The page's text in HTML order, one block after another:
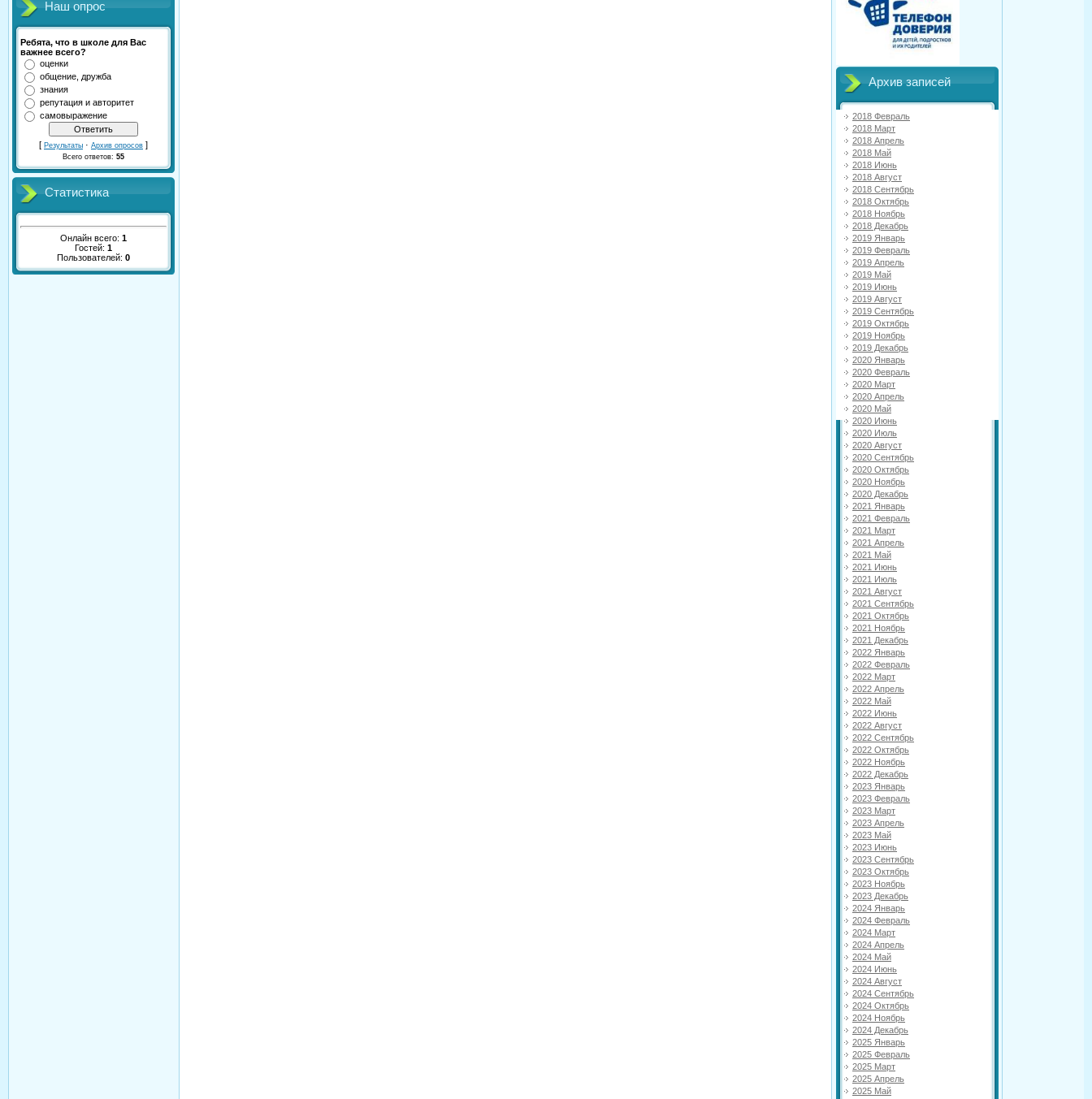
Наш опрос
Ребята, что в школе для Вас
важнее всего?
оценки
общение, дружба
знания
репутация и авторитет
самовыражение
[ Результаты · Архив опросов ]
Всего ответов: 55
Статистика
Онлайн всего: 1
Гостей: 1
Пользователей: 0
Архив записей
2018 Февраль
2018 Март
2018 Апрель
2018 Май
2018 Июнь
2018 Август
2018 Сентябрь
2018 Октябрь
2018 Ноябрь
2018 Декабрь
2019 Январь
2019 Февраль
2019 Апрель
2019 Май
2019 Июнь
2019 Август
2019 Сентябрь
2019 Октябрь
2019 Ноябрь
2019 Декабрь
2020 Январь
2020 Февраль
2020 Март
2020 Апрель
2020 Май
2020 Июнь
2020 Июль
2020 Август
2020 Сентябрь
2020 Октябрь
2020 Ноябрь
2020 Декабрь
2021 Январь
2021 Февраль
2021 Март
2021 Апрель
2021 Май
2021 Июнь
2021 Июль
2021 Август
2021 Сентябрь
2021 Октябрь
2021 Ноябрь
2021 Декабрь
2022 Январь
2022 Февраль
2022 Март
2022 Апрель
2022 Май
2022 Июнь
2022 Август
2022 Сентябрь
2022 Октябрь
2022 Ноябрь
2022 Декабрь
2023 Январь
2023 Февраль
2023 Март
2023 Апрель
2023 Май
2023 Июнь
2023 Сентябрь
2023 Октябрь
2023 Ноябрь
2023 Декабрь
2024 Январь
2024 Февраль
2024 Март
2024 Апрель
2024 Май
2024 Июнь
2024 Август
2024 Сентябрь
2024 Октябрь
2024 Ноябрь
2024 Декабрь
2025 Январь
2025 Февраль
2025 Март
2025 Апрель
2025 Май